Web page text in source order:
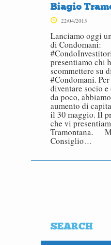
Biagio
22/04/2015
Lanciamo oggi
di Condomani:
presentiamo chi
scommettere su
#Condomani.
diventare socio
da poco,
aumento di
il 30 maggio. Il
che vi
Tramontana.
Consiglio…
SEARCH